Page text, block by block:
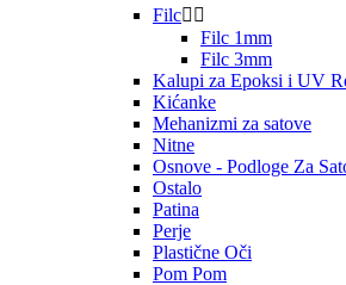
Filc 
Filc 1mm
Filc 3mm
Kalupi za Epoksi i UV
Kićanke
Mehanizmi za satove
Nitne
Osnove - Podloge Za
Ostalo
Patina
Perje
Plastične Oči
Pom Pom